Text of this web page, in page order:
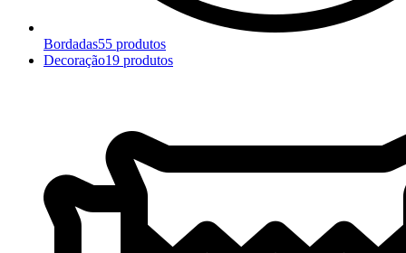
Bordadas55 produtos
Decoração19 produtos